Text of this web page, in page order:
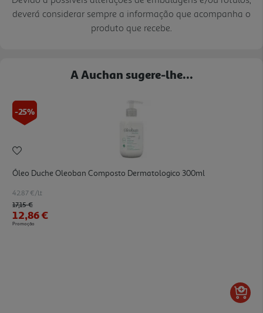
deverá considerar sempre a informação que acompanha o
produto que recebe.
A Auchan sugere-lhe...
-25%
Óleo Duche Oleoban Composto Dermatologico 300ml
42.87 €/Lt
Price reduced from
17,15 €to
12,86 €
Promoção